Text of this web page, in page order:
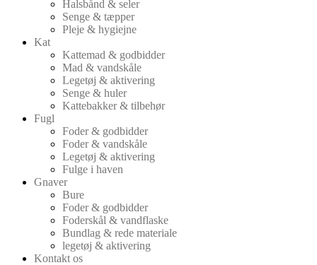
Halsbånd & seler
Senge & tæpper
Pleje & hygiejne
Kat
Kattemad & godbidder
Mad & vandskåle
Legetøj & aktivering
Senge & huler
Kattebakker & tilbehør
Fugl
Foder & godbidder
Foder & vandskåle
Legetøj & aktivering
Fulge i haven
Gnaver
Bure
Foder & godbidder
Foderskål & vandflaske
Bundlag & rede materiale
legetøj & aktivering
Kontakt os